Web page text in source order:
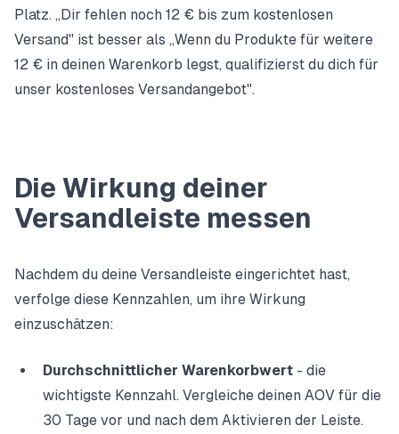
Platz. „Dir fehlen noch 12 € bis zum kostenlosen
Versand" ist besser als „Wenn du Produkte für weitere
12 € in deinen Warenkorb legst, qualifizierst du dich für
unser kostenloses Versandangebot".
Die Wirkung deiner
Versandleiste messen
Nachdem du deine Versandleiste eingerichtet hast,
verfolge diese Kennzahlen, um ihre Wirkung
einzuschätzen:
Durchschnittlicher Warenkorbwert - die
wichtigste Kennzahl. Vergleiche deinen AOV für die
30 Tage vor und nach dem Aktivieren der Leiste.